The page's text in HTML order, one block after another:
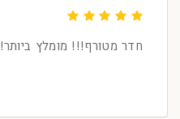
חדר מטורף!!! מומלץ ביותר!